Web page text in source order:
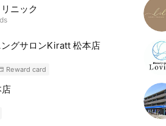
ニック
グサロンKiratt 松本店
Reward card